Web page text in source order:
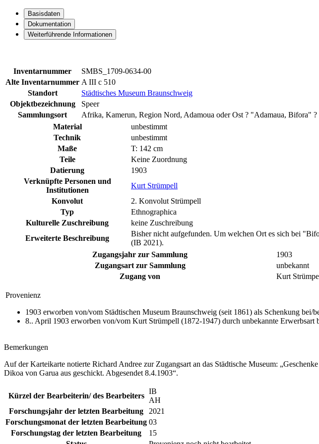
Basisdaten
Dokumentation
Weiterführende Informationen
Inventarnummer
SMBS_1709-0634-00
Alte Inventarnummer A III c 510
Standort
Städtisches Museum Braunschweig
Objektbezeichnung
Speer
Sammlungsort
Afrika, Kamerun, Region Nord, Adamoua oder Ost ? "Adamaua, Bifora" ?
Material
unbestimmt
Technik
unbestimmt
Maße
T: 142 cm
Teile
Keine Zuordnung
Datierung
1903
Verknüpfte Personen und
Institutionen
Kurt Strümpell
Konvolut
2. Konvolut Strümpell
Typ
Ethnographica
Kulturelle Zuschreibung
keine Zuschreibung
Erweiterte Beschreibung
Bisher nicht aufgefunden. Um welchen Ort es sich bei
(IB 2021).
Zugangsjahr zur Sammlung
1903
Zugangsart zur Sammlung
unbekannt
Zugang von
Kurt
Provenienz
1903 erworben von/vom Städtischen Museum Braunschweig (seit 1861) als Schenkung bei/
8.. April 1903 erworben von/vom Kurt Strümpell (1872-1947) durch unbekannte Erwerbsart
Bemerkungen
Auf der Karteikarte notierte Richard Andree zur Zugangsart an das Städtische Museum:
Dikoa von Garua aus geschickt. Abgesendet 8.4.1903“.
Kürzel der Bearbeiterin/ des Bearbeiters
IB
AH
Forschungsjahr der letzten Bearbeitung
2021
Forschungsmonat der letzten Bearbeitung 03
Forschungstag der letzten Bearbeitung
15